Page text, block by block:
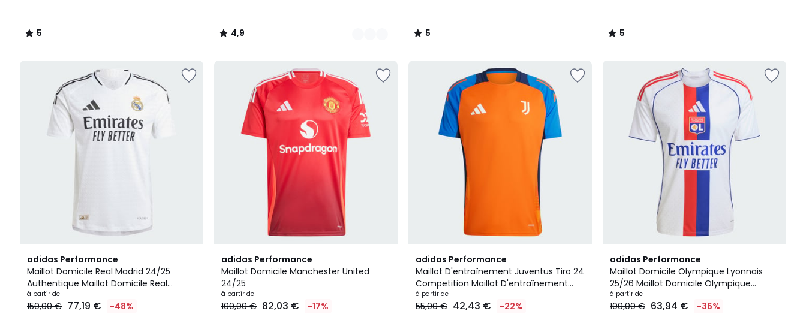
114,90
réduction
appliquée.
5
/
4,9
/
5
/
5
/
adidas Performance
Maillot Domicile Real Madrid 24/25
Authentique Maillot Domicile Real
Madrid 24/25 Authentique
à partir de
150,00 € 77,19 € -48%
4,9
/ 5
2
Couleurs
adidas Performance
Maillot Domicile Manchester United
24/25
à partir de
100,00 € 82,03 € -17%
4,8
/ 5
adidas Performance
Maillot D'entraînement Juventus Tiro 24
Competition Maillot D'entraînement
Juventus Tiro 24 Competition
à partir de
55,00 € 42,43 € -22%
4,8
/ 5
2
Couleurs
adidas Performance
Maillot Domicile Olympique Lyonnais
25/26 Maillot Domicile Olympique
Lyonnais 25/26
à partir de
100,00 € 63,94 € -36%
4,8
/ 5